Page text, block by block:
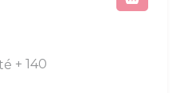
+ 140